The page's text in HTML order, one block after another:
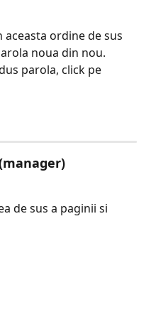
ordine de sus
noua din nou.
parola, click pe
de sus a paginii si